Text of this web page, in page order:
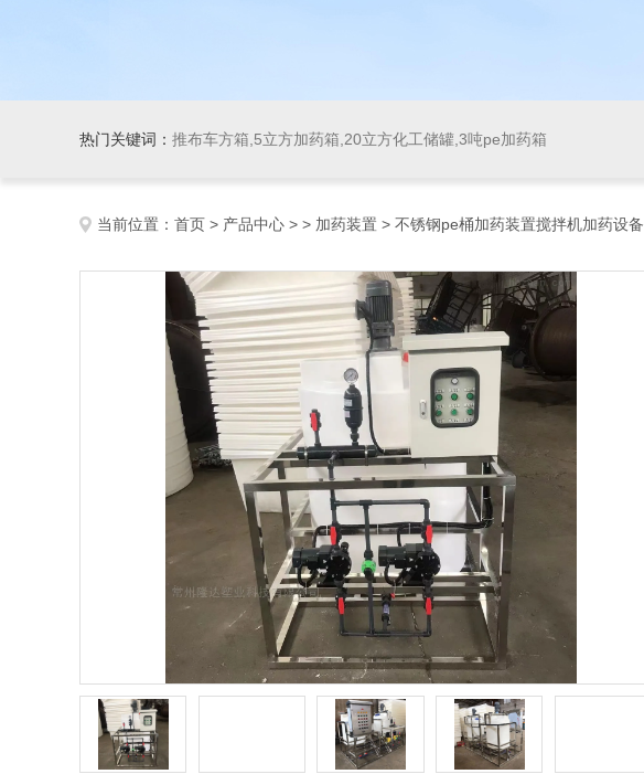
热门关键词： 推布车方箱,5立方加药箱,20立方化工储罐,3吨pe加药箱
当前位置： 首页 > 产品中心 > > 加药装置 > 不锈钢pe桶加药装置搅拌机加药设备